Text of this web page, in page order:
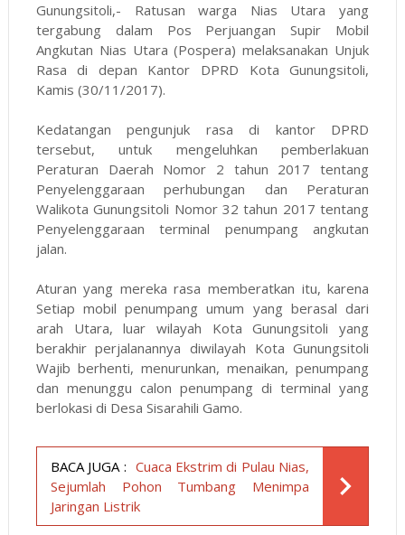
Gunungsitoli,- Ratusan warga Nias Utara yang
tergabung dalam Pos Perjuangan Supir Mobil
Angkutan Nias Utara (Pospera) melaksanakan Unjuk
Rasa di depan Kantor DPRD Kota Gunungsitoli,
Kamis (30/11/2017).
Kedatangan pengunjuk rasa di kantor DPRD
tersebut, untuk mengeluhkan pemberlakuan
Peraturan Daerah Nomor 2 tahun 2017 tentang
Penyelenggaraan perhubungan dan Peraturan
Walikota Gunungsitoli Nomor 32 tahun 2017 tentang
Penyelenggaraan terminal penumpang angkutan
jalan.
Aturan yang mereka rasa memberatkan itu, karena
Setiap mobil penumpang umum yang berasal dari
arah Utara, luar wilayah Kota Gunungsitoli yang
berakhir perjalanannya diwilayah Kota Gunungsitoli
Wajib berhenti, menurunkan, menaikan, penumpang
dan menunggu calon penumpang di terminal yang
berlokasi di Desa Sisarahili Gamo.
BACA JUGA : Cuaca Ekstrim di Pulau Nias,
Sejumlah Pohon Tumbang Menimpa
Jaringan Listrik